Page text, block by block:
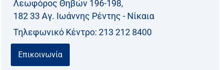
Λεωφόρος Θηβών 196-198,
182 33 Aγ. Ιωάννης Ρέντης - Νίκαια
Τηλεφωνικό Kέντρο: 213 212 8400
Επικοινωνία